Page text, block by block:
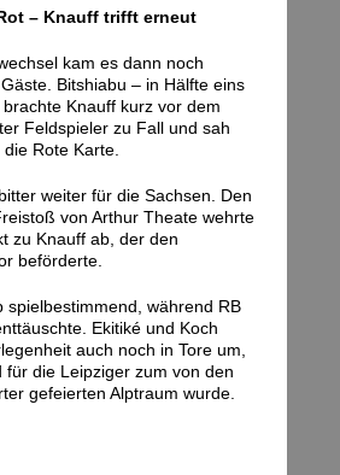
– Knauff trifft erneut
kam es dann noch
Bitshiabu – in Hälfte eins
Knauff kurz vor dem
Feldspieler zu Fall und sah
Rote Karte.
weiter für die Sachsen. Den
von Arthur Theate wehrte
zu Knauff ab, der den
beförderte.
spielbestimmend, während RB
Ekitiké und Koch
auch noch in Tore um,
für die Leipziger zum von den
gefeierten Alptraum wurde.